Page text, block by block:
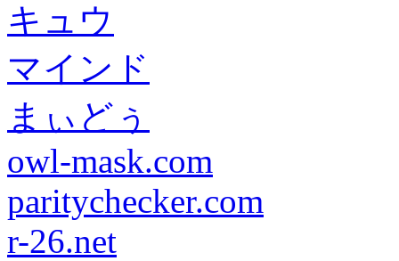
キュウ
マインド
まぃどぅ
owl-mask.com
paritychecker.com
r-26.net